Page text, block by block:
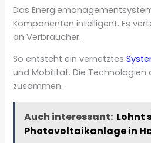
Das
Komponenten intelligent. Es
an Verbraucher.
So entsteht ein vernetztes
und Mobilität. Die
zusammen.
Auch interessant: Lohnt
Photovoltaikanlage in